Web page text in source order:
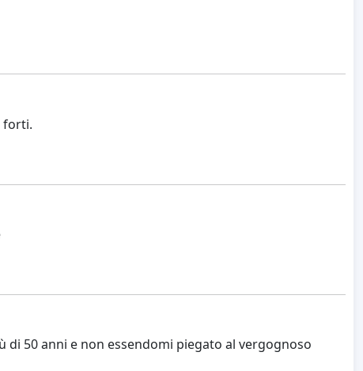
forti.
50 anni e non essendomi piegato al vergognoso